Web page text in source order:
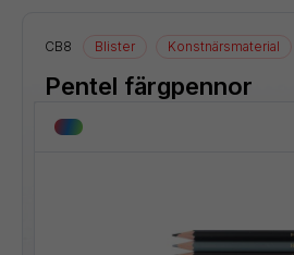
CB8 Blister Konstnärsmaterial
Pentel färgpennor